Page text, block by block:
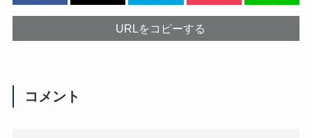
URLをコピーする
コメント